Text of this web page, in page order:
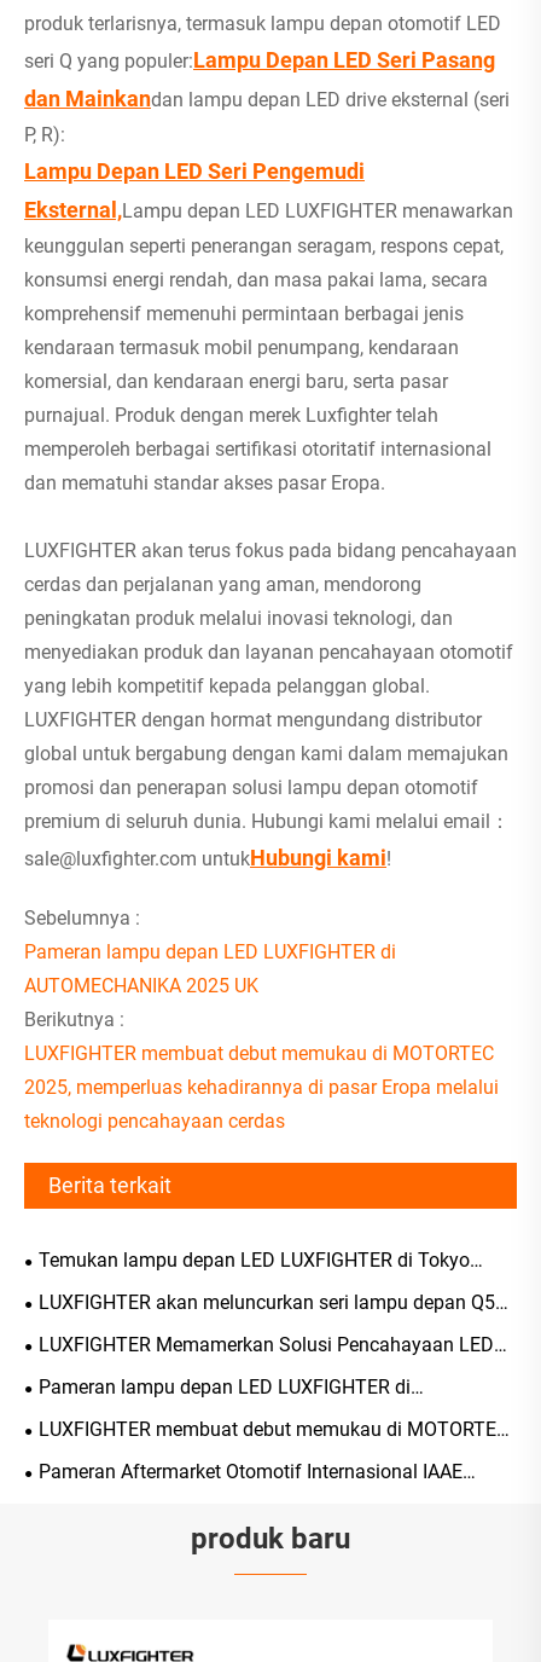
produk terlarisnya, termasuk lampu depan otomotif LED
seri Q yang populer:Lampu Depan LED Seri Pasang
dan Mainkandan lampu depan LED drive eksternal (seri
P, R):
Lampu Depan LED Seri Pengemudi
Eksternal,Lampu depan LED LUXFIGHTER menawarkan
keunggulan seperti penerangan seragam, respons cepat,
konsumsi energi rendah, dan masa pakai lama, secara
komprehensif memenuhi permintaan berbagai jenis
kendaraan termasuk mobil penumpang, kendaraan
komersial, dan kendaraan energi baru, serta pasar
purnajual. Produk dengan merek Luxfighter telah
memperoleh berbagai sertifikasi otoritatif internasional
dan mematuhi standar akses pasar Eropa.
LUXFIGHTER akan terus fokus pada bidang pencahayaan
cerdas dan perjalanan yang aman, mendorong
peningkatan produk melalui inovasi teknologi, dan
menyediakan produk dan layanan pencahayaan otomotif
yang lebih kompetitif kepada pelanggan global.
LUXFIGHTER dengan hormat mengundang distributor
global untuk bergabung dengan kami dalam memajukan
promosi dan penerapan solusi lampu depan otomotif
premium di seluruh dunia. Hubungi kami melalui email：
sale@luxfighter.com untukHubungi kami!
Sebelumnya :
Pameran lampu depan LED LUXFIGHTER di
AUTOMECHANIKA 2025 UK
Berikutnya :
LUXFIGHTER membuat debut memukau di MOTORTEC
2025, memperluas kehadirannya di pasar Eropa melalui
teknologi pencahayaan cerdas
Berita terkait
Temukan lampu depan LED LUXFIGHTER di Tokyo
2026
LUXFIGHTER akan meluncurkan seri lampu depan Q58
terbarunya di Canton Fair ke-139 pada tanggal 15 April
LUXFIGHTER Memamerkan Solusi Pencahayaan LED
Premium di Shenzhen Jiuzhou Auto Expo 2026
Pameran lampu depan LED LUXFIGHTER di
AUTOMECHANIKA 2025 UK
LUXFIGHTER membuat debut memukau di MOTORTEC
2025, memperluas kehadirannya di pasar Eropa melalui
Pameran Aftermarket Otomotif Internasional IAAE
produk baru